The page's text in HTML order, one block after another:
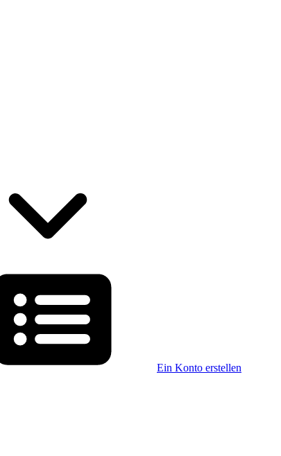
Ein Konto erstellen